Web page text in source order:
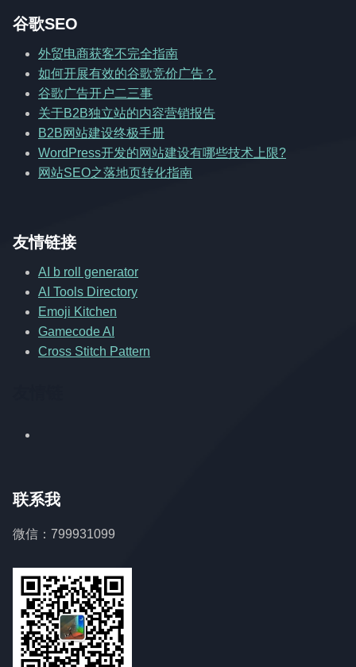
谷歌SEO
外贸电商获客不完全指南
如何开展有效的谷歌竞价广告？
谷歌广告开户二三事
关于B2B独立站的内容营销报告
B2B网站建设终极手册
WordPress开发的网站建设有哪些技术上限?
网站SEO之落地页转化指南
友情链接
AI b roll generator
AI Tools Directory
Emoji Kitchen
Gamecode AI
Cross Stitch Pattern
联系我
微信：799931099